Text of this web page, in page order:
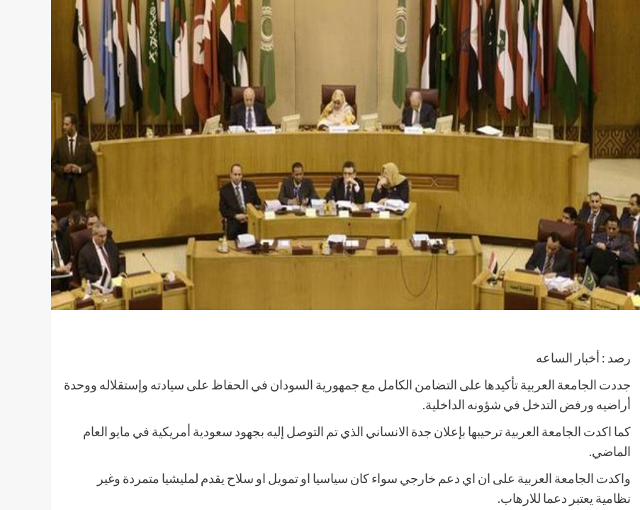
رصد : أخبار الساعه
جددت الجامعة العربية تأكيدها على التضامن الكامل مع جمهورية السودان في الحفاظ على سيادته وإستقلاله ووحدة
أراضيه ورفض التدخل في شؤونه الداخلية.
كما اكدت الجامعة العربية ترحيبها بإعلان جدة الانساني الذي تم التوصل إليه بجهود سعودية أمريكية في مايو العام
الماضي.
واكدت الجامعة العربية على ان اي دعم خارجي سواء كان سياسيا او تمويل او سلاح يقدم لمليشيا متمردة وغير
نظامية يعتبر دعما للارهاب.